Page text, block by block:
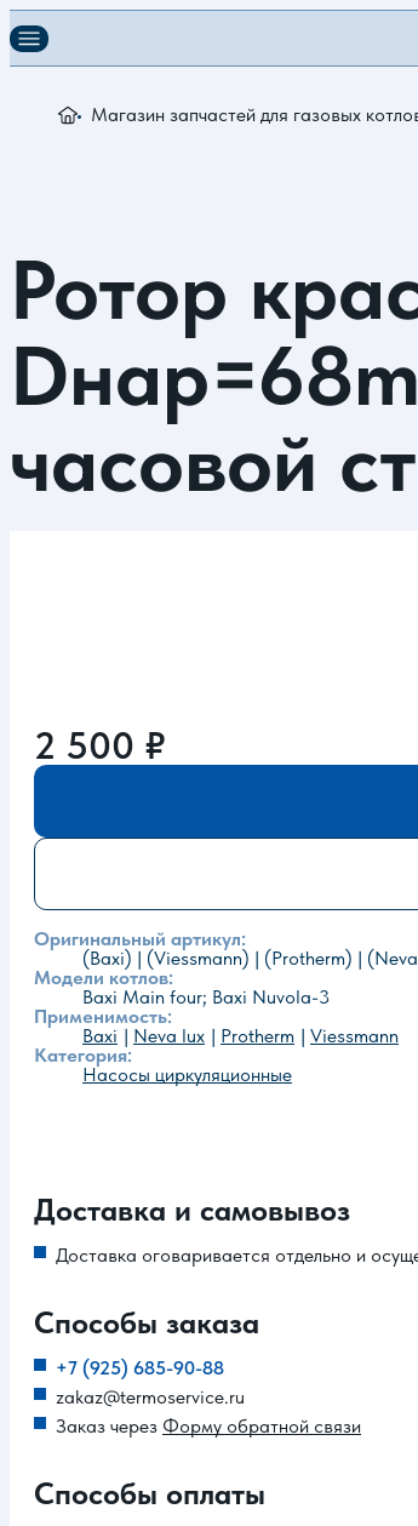
Магазин запчастей для газовых
Ротор
часовой
2 500 ₽
Оригинальный артикул:
(Baxi) | (Viessmann) | (Protherm) |
Модели котлов:
Baxi Main four; Baxi Nuvola-3
Применимость:
Baxi
Neva lux Protherm
Viessmann
Категория:
Насосы циркуляционные
Доставка и самовывоз
Доставка оговаривается отдельно и
Способы заказа
+7 (925) 685-90-88
zakaz@termoservice.ru
Заказ через Форму обратной связи
Способы оплаты